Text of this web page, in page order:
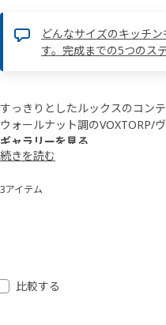
どんなサイズのキッチ
す。完成までの5つのス
すっきりとしたルックスのコン
ウォールナット調のVOXTORP/
化したスタイリッシュで滑らか
みのあるダークカラーがおしゃ
ギャラリーを見る
VOXTORP/ヴォックストルプ マ
VOXTORP/ヴォックストルプ ダ
続きを読む
並べ替えとフィルター
3アイテム
結果リスト
比較する